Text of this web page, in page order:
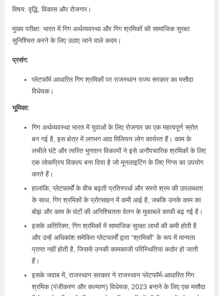
विषय: वृद्धि, विकास और रोजगार।
मुख्य परीक्षा: भारत में गिग अर्थव्यवस्था और गिग श्रमिकों की सामाजिक सुरक्षा
सुनिश्चित करने के लिए उठाए जाने वाले कदम।
प्रसंग:
प्लेटफॉर्म आधारित गिग श्रमिकों पर राजस्थान राज्य सरकार का मसौदा
विधेयक।
भूमिका:
गिग अर्थव्यवस्था भारत में युवाओं के लिए रोजगार का एक महत्वपूर्ण स्रोत
बन गई है, इस क्षेत्र में लगभग आठ मिलियन लोग कार्यरत हैं। काम के
लचीले घंटे और त्वरित भुगतान विकल्पों ने इसे अनौपचारिक श्रमिकों के लिए
एक लोकप्रिय विकल्प बना दिया है जो मूनलाइटिंग के लिए गिग्स का उपयोग
करते हैं।
हालांकि, प्लेटफार्मों के बीच बढ़ती प्रतिस्पर्धा और सस्ते श्रम की उपलब्धता
के साथ, गिग श्रमिकों के प्रोत्साहन में कमी आई है, जबकि उनके काम का
बोझ और काम के घंटों की अनिश्चितता वेतन के मुकाबले काफी बढ़ गई है।
इसके अतिरिक्त, गिग श्रमिकों में सामाजिक सुरक्षा लाभों की कमी होती है
और उन्हें अधिकांश समेकित प्लेटफार्मों द्वारा “श्रमिकों” के रूप में मान्यता
प्राप्त नहीं होती है, जिससे उनकी कामकाजी परिस्थितियां कठोर हो जाती
हैं।
इसके जवाब में, राजस्थान सरकार ने राजस्थान प्लेटफॉर्म-आधारित गिग
श्रमिक (पंजीकरण और कल्याण) विधेयक, 2023 बनाने के लिए एक मसौदा